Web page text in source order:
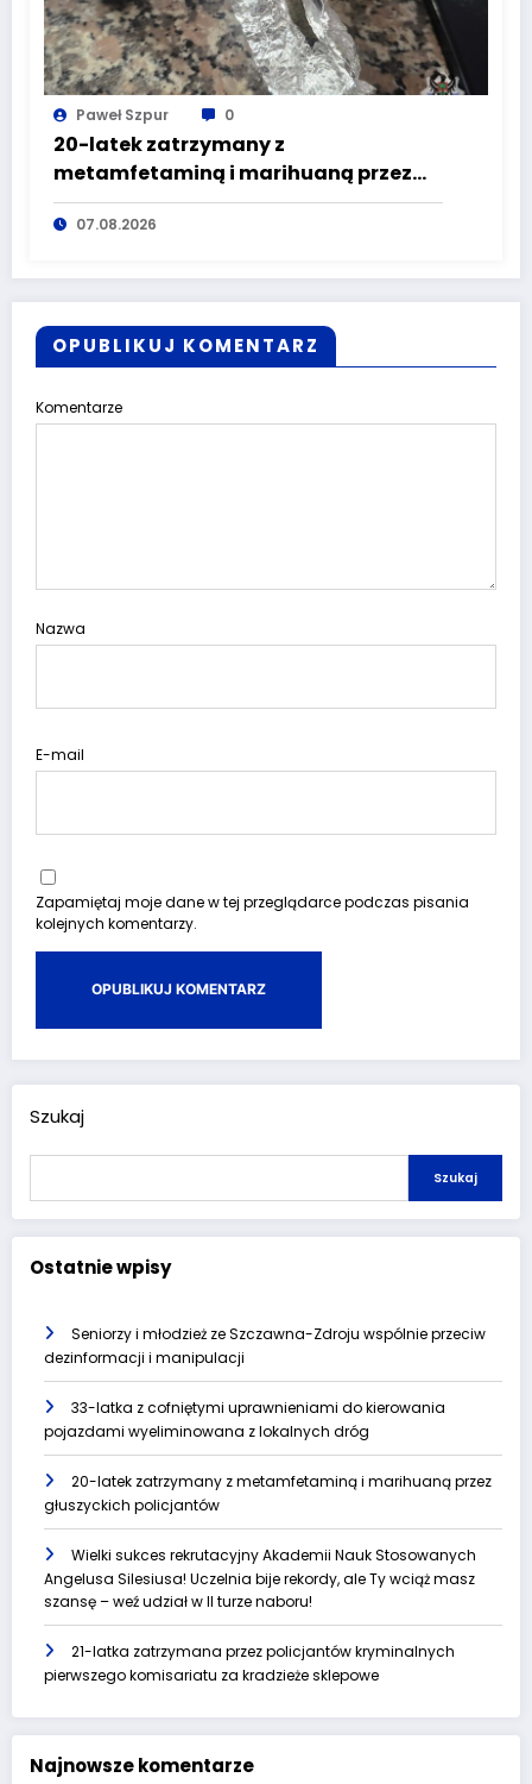
Paweł Szpur 0
20-latek zatrzymany z
metamfetaminą i marihuaną przez
głuszyckich policjantów
07.08.2026
OPUBLIKUJ KOMENTARZ
Komentarze
Nazwa
E-mail
Zapamiętaj moje dane w tej przeglądarce podczas pisania
kolejnych komentarzy.
Szukaj
Szukaj
Ostatnie wpisy
Seniorzy i młodzież ze Szczawna-Zdroju wspólnie przeciw
dezinformacji i manipulacji
33-latka z cofniętymi uprawnieniami do kierowania
pojazdami wyeliminowana z lokalnych dróg
20-latek zatrzymany z metamfetaminą i marihuaną przez
głuszyckich policjantów
Wielki sukces rekrutacyjny Akademii Nauk Stosowanych
Angelusa Silesiusa! Uczelnia bije rekordy, ale Ty wciąż masz
szansę – weź udział w II turze naboru!
21-latka zatrzymana przez policjantów kryminalnych
pierwszego komisariatu za kradzieże sklepowe
Najnowsze komentarze